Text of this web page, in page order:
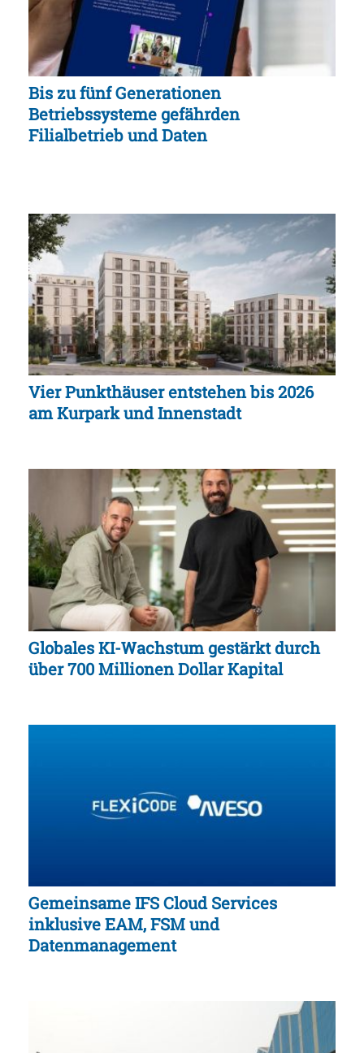
Bis zu fünf Generationen
Betriebssysteme gefährden
Filialbetrieb und Daten
Vier Punkthäuser entstehen bis 2026
am Kurpark und Innenstadt
Globales KI-Wachstum gestärkt durch
über 700 Millionen Dollar Kapital
Gemeinsame IFS Cloud Services
inklusive EAM, FSM und
Datenmanagement